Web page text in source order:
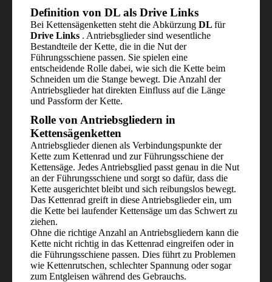
Definition von DL als Drive Links
Bei Kettensägenketten steht die Abkürzung DL für
Drive Links . Antriebsglieder sind wesentliche
Bestandteile der Kette, die in die Nut der
Führungsschiene passen. Sie spielen eine
entscheidende Rolle dabei, wie sich die Kette beim
Schneiden um die Stange bewegt. Die Anzahl der
Antriebsglieder hat direkten Einfluss auf die Länge
und Passform der Kette.
Rolle von Antriebsgliedern in
Kettensägenketten
Antriebsglieder dienen als Verbindungspunkte der
Kette zum Kettenrad und zur Führungsschiene der
Kettensäge. Jedes Antriebsglied passt genau in die Nut
an der Führungsschiene und sorgt so dafür, dass die
Kette ausgerichtet bleibt und sich reibungslos bewegt.
Das Kettenrad greift in diese Antriebsglieder ein, um
die Kette bei laufender Kettensäge um das Schwert zu
ziehen.
Ohne die richtige Anzahl an Antriebsgliedern kann die
Kette nicht richtig in das Kettenrad eingreifen oder in
die Führungsschiene passen. Dies führt zu Problemen
wie Kettenrutschen, schlechter Spannung oder sogar
zum Entgleisen während des Gebrauchs.